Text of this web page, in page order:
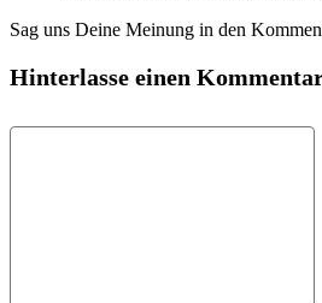
Sag uns Deine Meinung in den
Hinterlasse einen